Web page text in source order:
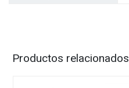
Productos relacionados